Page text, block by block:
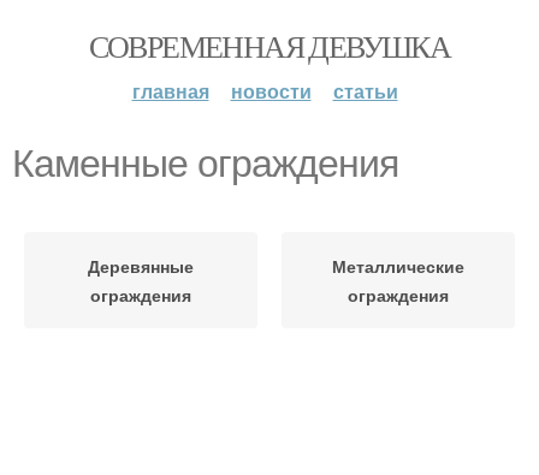
СОВРЕМЕННАЯ ДЕВУШКА
главная новости статьи
Каменные ограждения
Деревянные
ограждения
Металлические
ограждения